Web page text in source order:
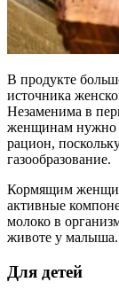
В продукте
источника
Незаменима в
женщинам нужно
рацион,
газообразование.
Кормящим
активные
молоко в
животе у малыша.
Для детей